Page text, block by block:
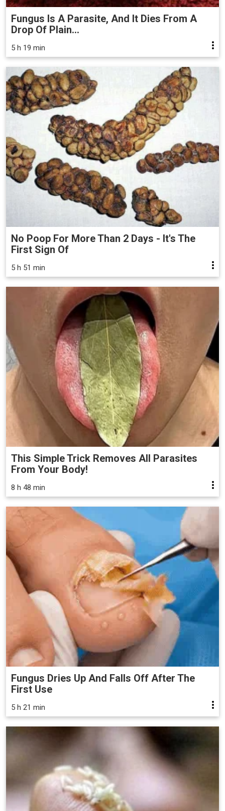
Fungus Is A Parasite, And It Dies From A
Drop Of Plain...
5 h 19 min
No Poop For More Than 2 Days - It's The
First Sign Of
5 h 51 min
This Simple Trick Removes All Parasites
From Your Body!
8 h 48 min
Fungus Dries Up And Falls Off After The
First Use
5 h 21 min